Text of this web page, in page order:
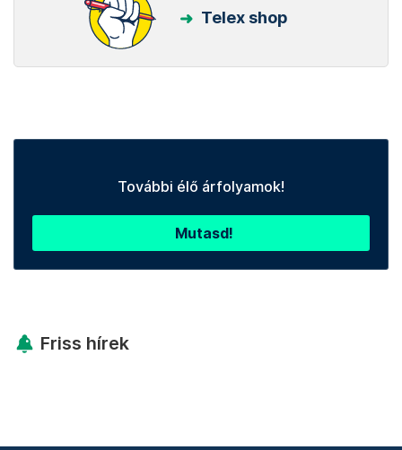
Telex shop
További élő árfolyamok!
Mutasd!
Friss hírek